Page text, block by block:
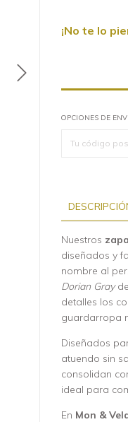
¡No te lo
OPCIONES DE
Nuestros
diseñados y
nombre al
Dorian Gray
detalles los
guardarropa
Diseñados
atuendo sin
consolidan
ideal para
En Mon &